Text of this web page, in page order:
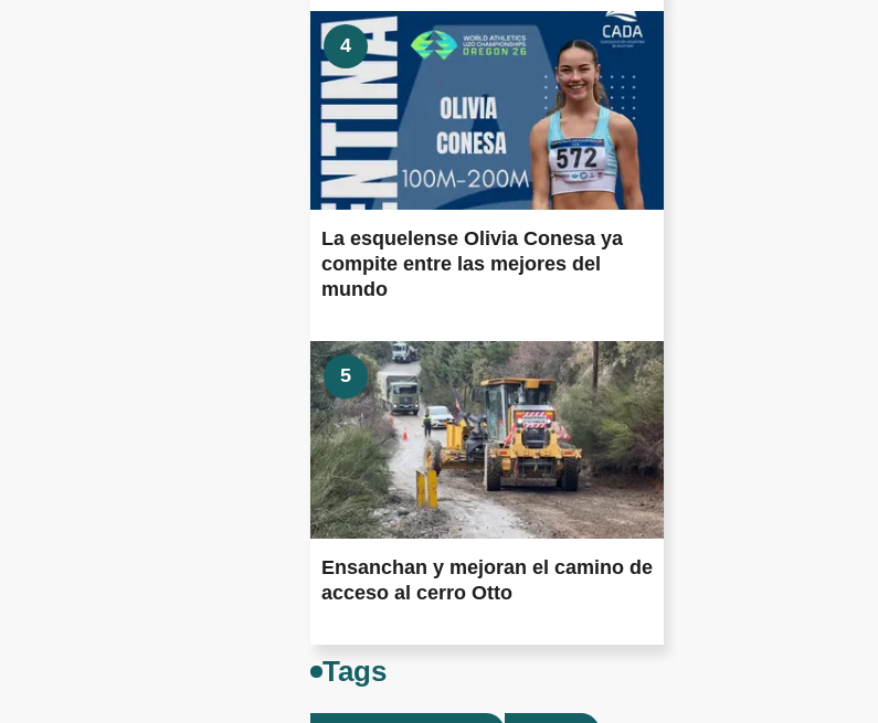
4
La esquelense Olivia Conesa ya
compite entre las mejores del
mundo
5
Ensanchan y mejoran el camino de
acceso al cerro Otto
Tags